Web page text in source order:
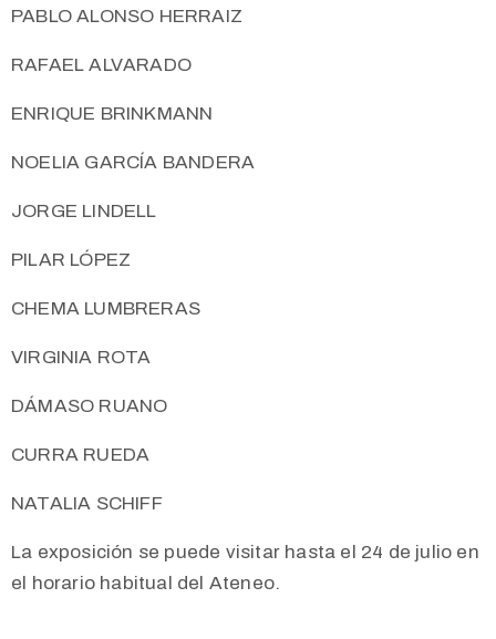
PABLO ALONSO HERRAIZ
RAFAEL ALVARADO
ENRIQUE BRINKMANN
NOELIA GARCÍA BANDERA
JORGE LINDELL
PILAR LÓPEZ
CHEMA LUMBRERAS
VIRGINIA ROTA
DÁMASO RUANO
CURRA RUEDA
NATALIA SCHIFF
La exposición se puede visitar hasta el 24 de julio en
el horario habitual del Ateneo.